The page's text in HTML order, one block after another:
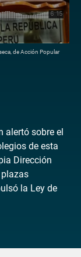
de Acción Popular
alertó sobre el
de esta
Dirección
la Ley de